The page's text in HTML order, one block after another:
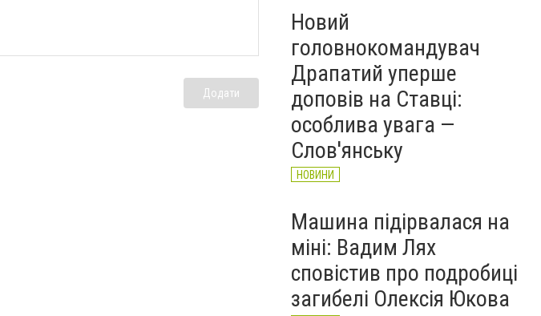
Додати
Новий
головнокомандувач
Драпатий уперше
доповів на Ставці:
особлива увага —
Слов'янську
НОВИНИ
Машина підірвалася на
міні: Вадим Лях
сповістив про подробиці
загибелі Олексія Юкова